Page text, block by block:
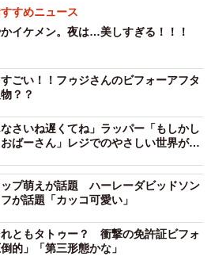
すめニュース
かイケメン。夜は…美しすぎる！！！
すごい！！フゥジさんのビフォーアフタ
？？
さいね遅くてね」ラッパー「もしかし
ばーさん」レジでのやさしい世界が話
ップ萌えが話題 ハーレーダビッドソン
が話題「カッコ可愛い」
ともタトゥー？ 衝撃の免許証ビフォ
的」「第三形態かな」